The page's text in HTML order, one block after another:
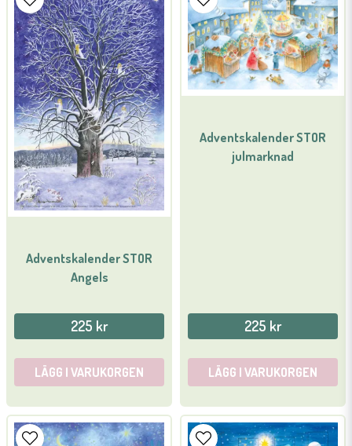
Adventskalender STOR
Angels
225 kr
LÄGG I VARUKORGEN
Adventskalender STOR
julmarknad
225 kr
LÄGG I VARUKORGEN